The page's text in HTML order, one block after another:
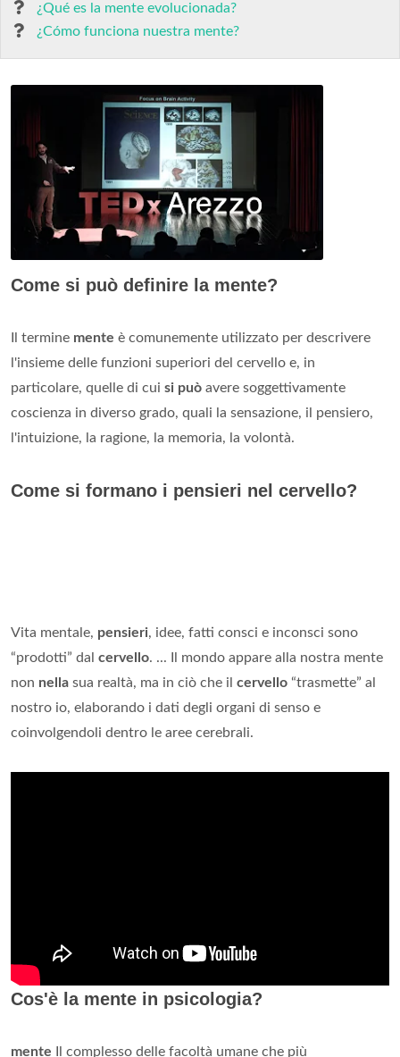
¿Qué es la mente evolucionada?
¿Cómo funciona nuestra mente?
Come si può definire la mente?
Il termine mente è comunemente utilizzato per descrivere
l'insieme delle funzioni superiori del cervello e, in
particolare, quelle di cui si può avere soggettivamente
coscienza in diverso grado, quali la sensazione, il pensiero,
l'intuizione, la ragione, la memoria, la volontà.
Come si formano i pensieri nel cervello?
Vita mentale, pensieri, idee, fatti consci e inconsci sono
“prodotti” dal cervello. ... Il mondo appare alla nostra mente
non nella sua realtà, ma in ciò che il cervello “trasmette” al
nostro io, elaborando i dati degli organi di senso e
coinvolgendoli dentro le aree cerebrali.
Cos'è la mente in psicologia?
mente Il complesso delle facoltà umane che più